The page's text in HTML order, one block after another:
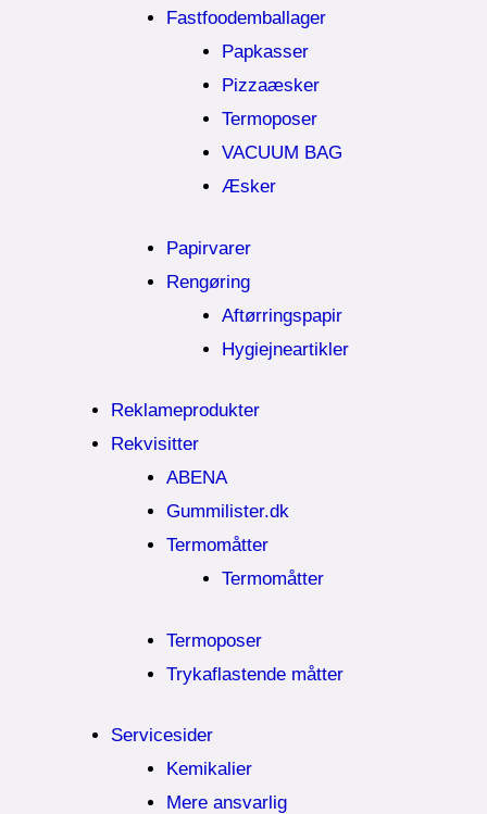
Fastfoodemballager
Papkasser
Pizzaæsker
Termoposer
VACUUM BAG
Æsker
Papirvarer
Rengøring
Aftørringspapir
Hygiejneartikler
Reklameprodukter
Rekvisitter
ABENA
Gummilister.dk
Termomåtter
Termomåtter
Termoposer
Trykaflastende måtter
Servicesider
Kemikalier​
Mere ansvarlig